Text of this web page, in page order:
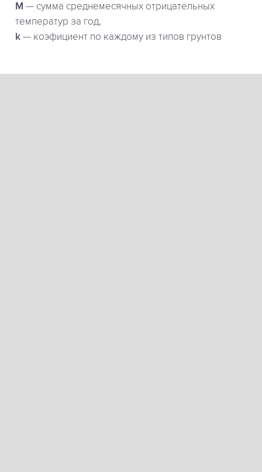
М — сумма среднемесячных отрицательных
температур за год,
k — коэфициент по каждому из типов грунтов